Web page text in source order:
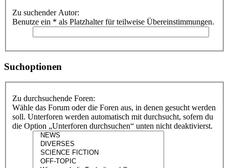
Zu suchender Autor:
Benutze ein * als Platzhalter für teilweise Übereinstimmungen.
Suchoptionen
Zu durchsuchende Foren:
Wähle das Forum oder die Foren aus, in denen gesucht werden
soll. Unterforen werden automatisch mit durchsucht, sofern du
die Option „Unterforen durchsuchen“ unten nicht deaktivierst.